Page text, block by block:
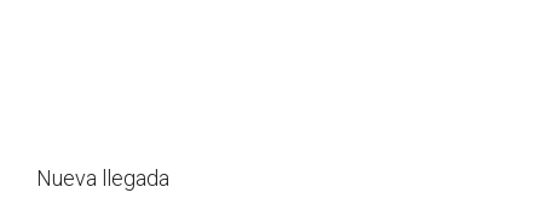
Nueva llegada